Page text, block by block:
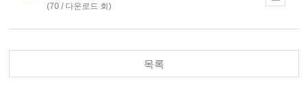
(70 / 다운로드 회)
목록